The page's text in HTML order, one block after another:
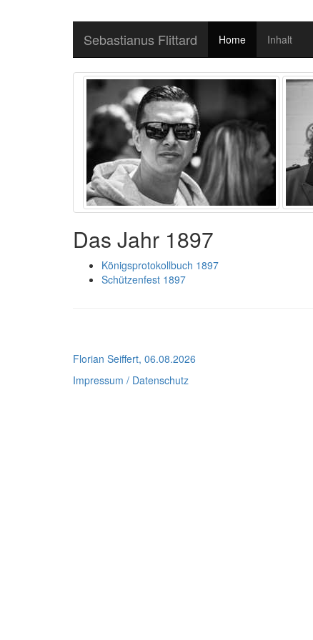
Sebastianus Flittard Home Inhalt
Das Jahr 1897
Königsprotokollbuch 1897
Schützenfest 1897
Florian Seiffert, 06.08.2026
Impressum / Datenschutz